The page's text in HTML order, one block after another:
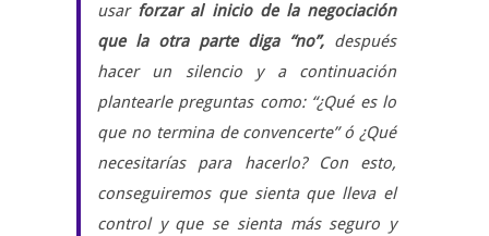
usar forzar al inicio de la negociación
que la otra parte diga “no”, después
hacer un silencio y a continuación
plantearle preguntas como: “¿Qué es lo
que no termina de convencerte” ó ¿Qué
necesitarías para hacerlo? Con esto,
conseguiremos que sienta que lleva el
control y que se sienta más seguro y